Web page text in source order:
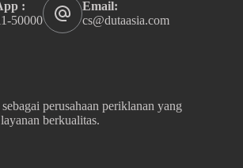
:
50000
Email:
cs@dutaasia.com
perusahaan periklanan yang
berkualitas.